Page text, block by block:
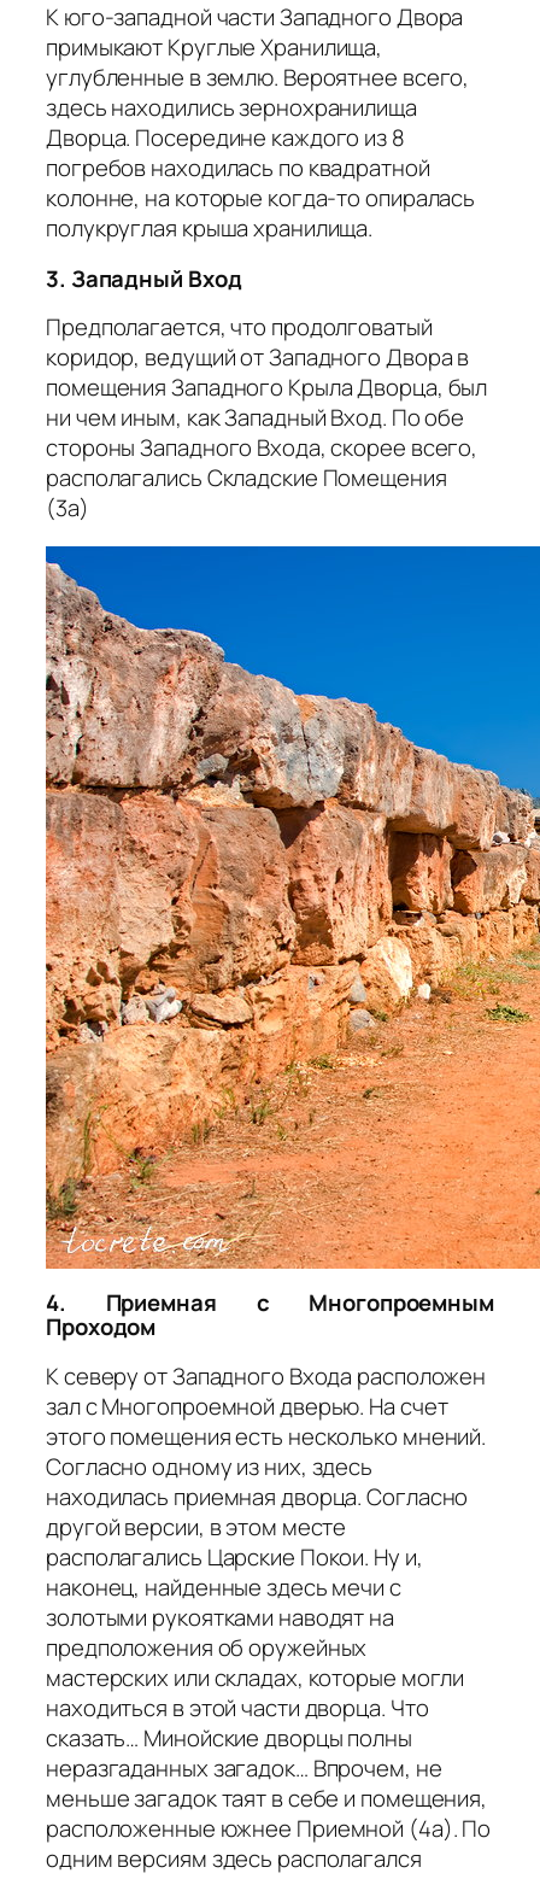
К юго-западной части Западного Двора
примыкают Круглые Хранилища,
углубленные в землю. Вероятнее всего,
здесь находились зернохранилища
Дворца. Посередине каждого из 8
погребов находилась по квадратной
колонне, на которые когда-то опиралась
полукруглая крыша хранилища.
3. Западный Вход
Предполагается, что продолговатый
коридор, ведущий от Западного Двора в
помещения Западного Крыла Дворца, был
ни чем иным, как Западный Вход. По обе
стороны Западного Входа, скорее всего,
располагались Складские Помещения
(3a)
4. Приемная с Многопроемным
Проходом
К северу от Западного Входа расположен
зал с Многопроемной дверью. На счет
этого помещения есть несколько мнений.
Согласно одному из них, здесь
находилась приемная дворца. Согласно
другой версии, в этом месте
располагались Царские Покои. Ну и,
наконец, найденные здесь мечи с
золотыми рукоятками наводят на
предположения об оружейных
мастерских или складах, которые могли
находиться в этой части дворца. Что
сказать… Минойские дворцы полны
неразгаданных загадок… Впрочем, не
меньше загадок таят в себе и помещения,
расположенные южнее Приемной (4a). По
одним версиям здесь располагался